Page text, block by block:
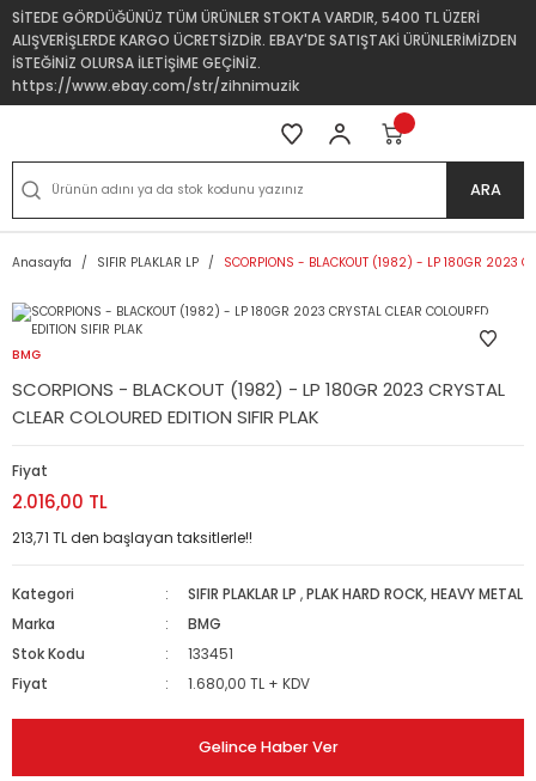
SİTEDE GÖRDÜĞÜNÜZ TÜM ÜRÜNLER STOKTA VARDIR, 5400 TL ÜZERİ
ALIŞVERİŞLERDE KARGO ÜCRETSİZDİR. EBAY'DE SATIŞTAKİ ÜRÜNLERİMİZDEN
İSTEĞİNİZ OLURSA İLETİŞİME GEÇİNİZ.
https://www.ebay.com/str/zihnimuzik
ARA
Anasayfa SIFIR PLAKLAR LP SCORPIONS - BLACKOUT (1982) - LP 180GR 2023
BMG
SCORPIONS - BLACKOUT (1982) - LP 180GR 2023 CRYSTAL
CLEAR COLOURED EDITION SIFIR PLAK
Fiyat
2.016,00 TL
213,71 TL den başlayan taksitlerle!!
Kategori SIFIR PLAKLAR LP ,PLAK HARD ROCK, HEAVY METAL
Marka
BMG
Stok Kodu
133451
Fiyat
1.680,00 TL + KDV
Gelince Haber Ver